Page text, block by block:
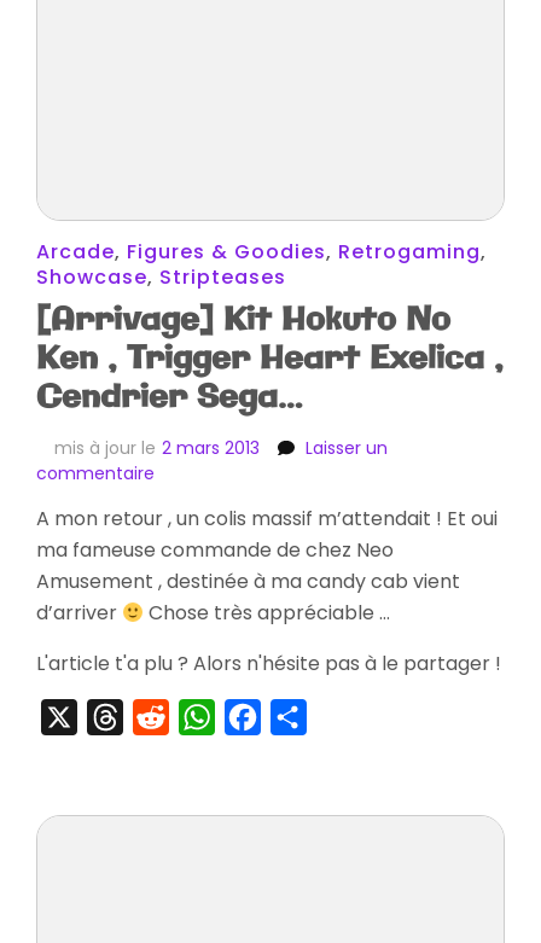
Arcade, Figures & Goodies, Retrogaming,
Showcase, Stripteases
[Arrivage] Kit Hokuto No
Ken , Trigger Heart Exelica ,
Cendrier Sega…
mis à jour le 2 mars 2013
Laisser un
commentaire
Kit
Hokuto
No
Ken
,
Trigger
Heart
Exelica
,
A mon retour , un colis massif m’attendait ! Et oui
ma fameuse commande de chez Neo
Amusement , destinée à ma candy cab vient
d’arriver
Chose très appréciable …
L'article t'a plu ? Alors n'hésite pas à le partager !
ThreadsRedditWhatsAppFacebook